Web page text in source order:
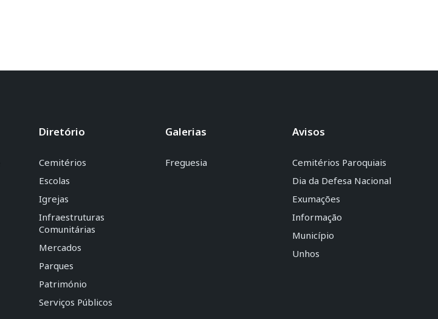
Diretório
Cemitérios
Escolas
Igrejas
Infraestruturas
Comunitárias
Mercados
Parques
Património
Serviços Públicos
Galerias
Freguesia
Avisos
Cemitérios Paroquiais
Dia da Defesa Nacional
Exumações
Informação
Município
Unhos